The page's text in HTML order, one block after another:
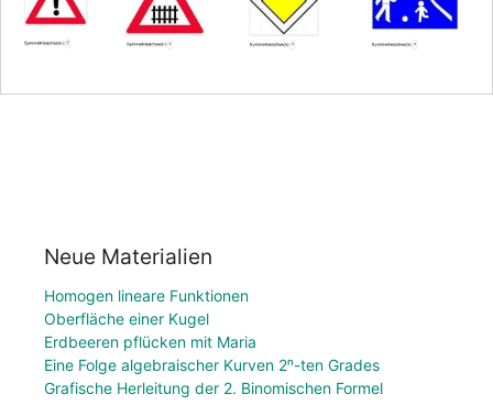
Neue Materialien
Homogen lineare Funktionen
Oberfläche einer Kugel
Erdbeeren pflücken mit Maria
Eine Folge algebraischer Kurven 2ⁿ-ten Grades
Grafische Herleitung der 2. Binomischen Formel